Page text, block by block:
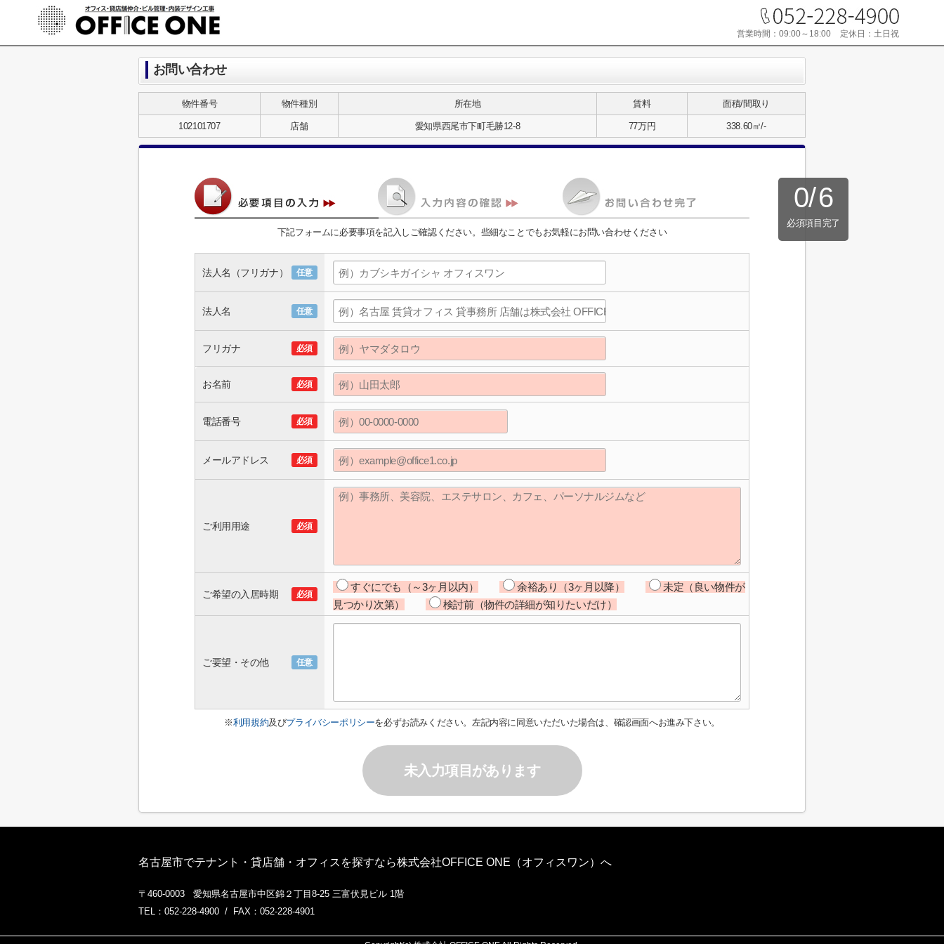
営業時間： 09:00～18:00 定休日： 土日祝
お問い合わせ
物件番号 物件種別 所在地 賃料 面積/間取り
102101707 店舗 愛知県西尾市下町毛勝12-8 77万円 338.60㎡/-
0/6
必須項目完了
下記フォームに必要事項を記入しご確認ください。些細なことでもお気軽にお問い合わせください
法人名（フリガナ） 任意
法人名 任意
フリガナ 必須
お名前 必須
電話番号 必須
メールアドレス 必須
ご利用用途 必須
ご希望の入居時期 必須
すぐにでも（～3ヶ月以内） 余裕あり（3ヶ月以降）
未定（良い物件が
見つかり次第）
検討前（物件の詳細が知りたいだけ）
ご要望・その他 任意
※利用規約及びプライバシーポリシーを必ずお読みください。左記内容に同意いただいた場合は、確認画面へお進み下さい。
未入力項目があります
名古屋市でテナント・貸店舗・オフィスを探すなら株式会社OFFICE ONE（オフィスワン）へ
〒460-0003 愛知県名古屋市中区錦２丁目8-25 三富伏見ビル 1階
TEL：052-228-4900 / FAX：052-228-4901